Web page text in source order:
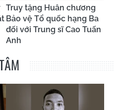
Truy tặng Huân chương
Bảo vệ Tổ quốc hạng Ba
đối với Trung sĩ Cao Tuấn
Anh